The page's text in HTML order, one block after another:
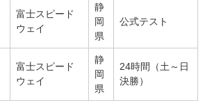
富士スピード
ウェイ
静
岡
県
公式テスト
富士スピード
ウェイ
静
岡
県
24時間（土～日
決勝）